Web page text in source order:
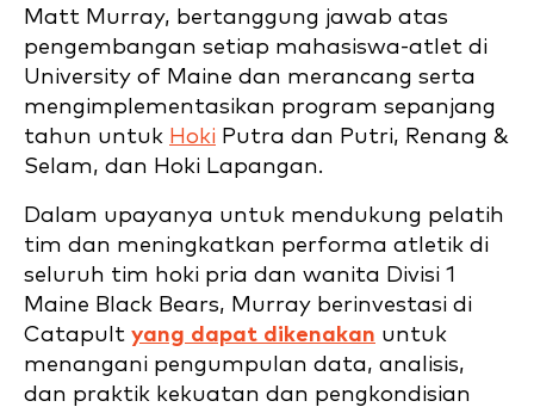
Matt Murray, bertanggung jawab atas
pengembangan setiap mahasiswa-atlet di
University of Maine dan merancang serta
mengimplementasikan program sepanjang
tahun untuk Hoki Putra dan Putri, Renang &
Selam, dan Hoki Lapangan.
Dalam upayanya untuk mendukung pelatih
tim dan meningkatkan performa atletik di
seluruh tim hoki pria dan wanita Divisi 1
Maine Black Bears, Murray berinvestasi di
Catapult yang dapat dikenakan untuk
menangani pengumpulan data, analisis,
dan praktik kekuatan dan pengkondisian